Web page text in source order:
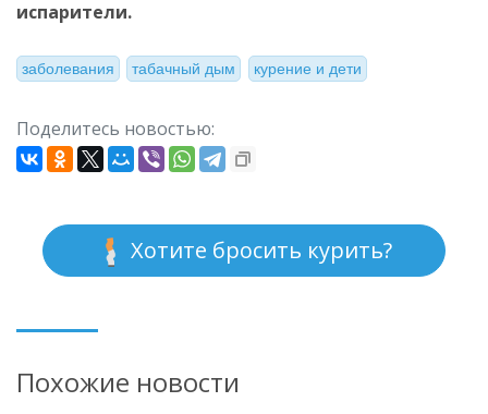
испарители.
заболевания табачный дым курение и дети
Поделитесь новостью:
Хотите бросить курить?
Похожие новости